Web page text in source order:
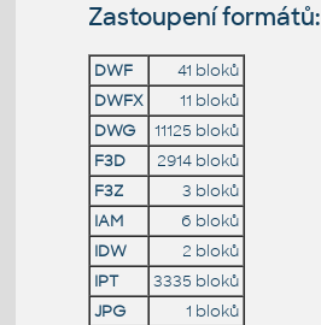
Zastoupení formátů:
DWF
41 bloků
DWFX
11 bloků
DWG
11125 bloků
F3D
2914 bloků
F3Z
3 bloků
IAM
6 bloků
IDW
2 bloků
IPT
3335 bloků
JPG
1 bloků